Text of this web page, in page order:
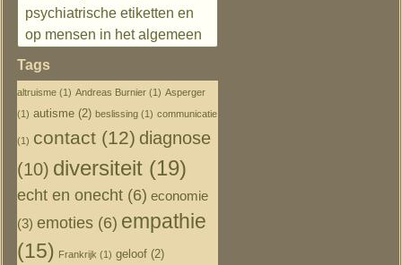
psychiatrische etiketten en
op mensen in het algemeen
Tags
altruisme (1) Andreas Burnier (1) Asperger
(1) autisme (2) beslissing (1) communicatie
(1) contact (12) diagnose
(10) diversiteit (19)
echt en onecht (6) economie
(3) emoties (6) empathie
(15) Frankrijk (1) geloof (2)